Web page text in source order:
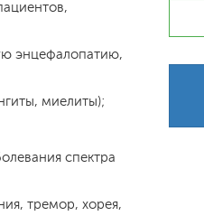
энцефалопатию,
миелиты);
спектра
тремор, хорея,